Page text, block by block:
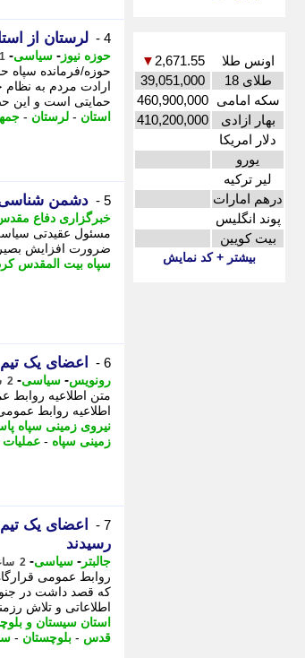
اونس طلا 2,671.55
▼
طلای 18
39,051,000
سکه امامی 460,900,000
بهار ازادی
410,200,000
دلار امریکا
یورو
لیر ترکیه
درهم امارات
پوند انگلیس
بیت کویین
بیشتر + کد نمایش
4 - لرستان از
حوزه نیوز - سیاسی- 1 ساعت پیش - پنجشنبه 15 مرداد 1405، 22:07
حوزه/فرمانده سپاه
ارادت مردم به
حمایتی است و این
استان - لرستان -
5 - دشمن شناسی
خبرگزاری دفاع
مسئول عقیدتی
ضرورت افزایش
سپاه بیت المقدس
6 - اعضای یک
رونویس- سیاسی- 2 ساعت پیش - پنجشنبه 15 مرداد 1405، 20:43
متن اطلاعیه روابط
اطلاعیه روابط
نیروی زمینی سپاه
زمینی سپاه -
7 -
اعضای یک
رسیدند
جالبتر - سیاسی- 2 ساعت پیش - پنجشنبه 15 مرداد 1405، 20:37
روابط عمومی
که قصد داشت در
اطلاعاتی و تلاش
استان سیستان و
قدس - بلوچستان -